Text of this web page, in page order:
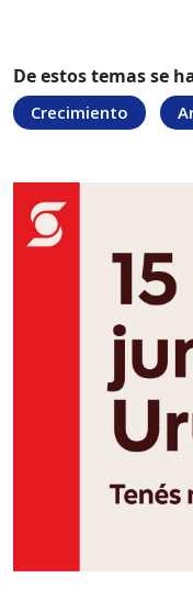
De estos temas se
Crecimiento